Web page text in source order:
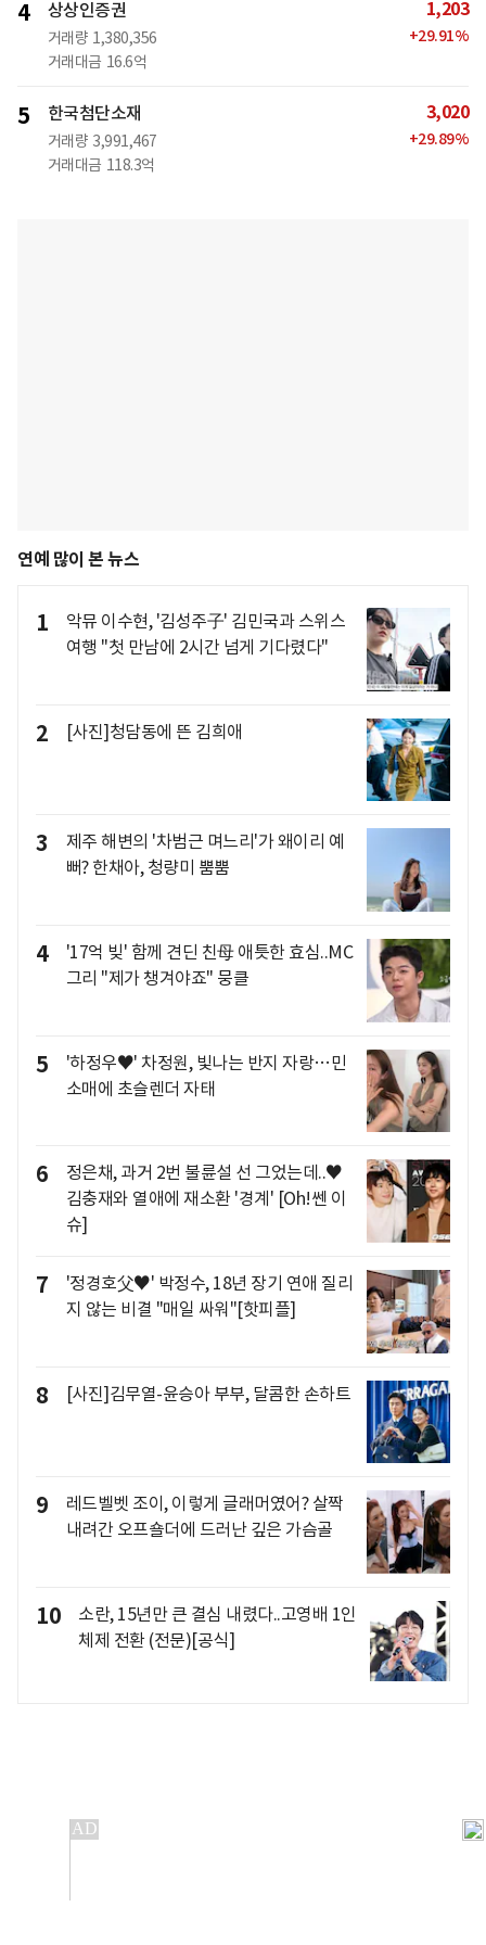
4 상상인증권
거래량 1,380,356
거래대금 16.6억
1,203
+29.91%
5 한국첨단소재
거래량 3,991,467
거래대금 118.3억
3,020
+29.89%
연예 많이 본 뉴스
1
악뮤 이수현, '김성주子' 김민국과 스위스
여행 "첫 만남에 2시간 넘게 기다렸다"
2 [사진]청담동에 뜬 김희애
3
제주 해변의 '차범근 며느리'가 왜이리 예
뻐? 한채아, 청량미 뿜뿜
4
'17억 빚' 함께 견딘 친母 애틋한 효심..MC
그리 "제가 챙겨야죠" 뭉클
5
'하정우♥' 차정원, 빛나는 반지 자랑…민
소매에 초슬렌더 자태
6
정은채, 과거 2번 불륜설 선 그었는데..♥
김충재와 열애에 재소환 '경계' [Oh!쎈 이
슈]
7
'정경호父♥' 박정수, 18년 장기 연애 질리
지 않는 비결 "매일 싸워"[핫피플]
8 [사진]김무열-윤승아 부부, 달콤한 손하트
9
레드벨벳 조이, 이렇게 글래머였어? 살짝
내려간 오프숄더에 드러난 깊은 가슴골
10
소란, 15년만 큰 결심 내렸다..고영배 1인
체제 전환 (전문)[공식]